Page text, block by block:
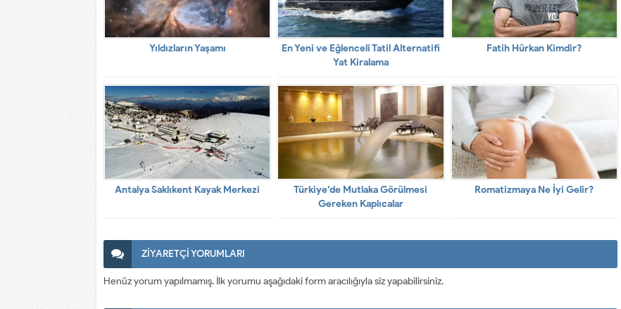
Yıldızların Yaşamı
En Yeni ve Eğlenceli Tatil Alternatifi
Yat Kiralama
Fatih Hürkan Kimdir?
Antalya Saklıkent Kayak Merkezi
Türkiye’de Mutlaka Görülmesi
Gereken Kaplıcalar
Romatizmaya Ne İyi Gelir?
ZİYARETÇİ YORUMLARI
Henüz yorum yapılmamış. İlk yorumu aşağıdaki form aracılığıyla siz yapabilirsiniz.